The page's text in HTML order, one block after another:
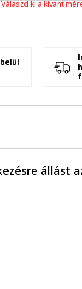
Válaszd ki a kívánt
állást